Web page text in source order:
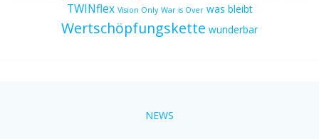
TWINflex Vision Only War is Over was bleibt
Wertschöpfungskette wunderbar
NEWS